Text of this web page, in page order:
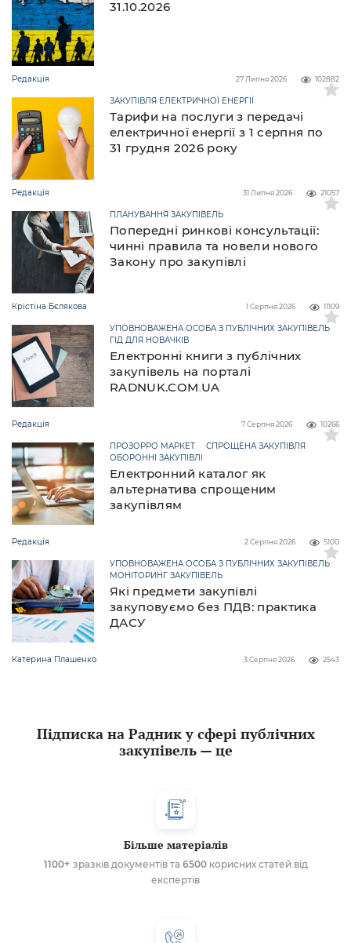
31.10.2026
Редакція 102882
27 Липня 2026
Тарифи на послуги з передачі
електричної енергії з 1 серпня по
31 грудня 2026 року
ЗАКУПІВЛЯ ЕЛЕКТРИЧНОЇ ЕНЕРГІЇ
Редакція 21057
31 Липня 2026
Попередні ринкові консультації:
чинні правила та новели нового
Закону про закупівлі
ПЛАНУВАННЯ ЗАКУПІВЕЛЬ
Крістіна Бєлякова 11109
1 Серпня 2026
Електронні книги з публічних
закупівель на порталі
RADNUK.COM.UA
УПОВНОВАЖЕНА ОСОБА З ПУБЛІЧНИХ ЗАКУПІВЕЛЬ
ГІД ДЛЯ НОВАЧКІВ
Редакція 10266
7 Серпня 2026
Електронний каталог як
альтернатива спрощеним
закупівлям
ПРОЗОРРО МАРКЕТ
СПРОЩЕНА ЗАКУПІВЛЯ
ОБОРОННІ ЗАКУПІВЛІ
Редакція 5100
2 Серпня 2026
Які предмети закупівлі
закуповуємо без ПДВ: практика
ДАСУ
УПОВНОВАЖЕНА ОСОБА З ПУБЛІЧНИХ ЗАКУПІВЕЛЬ
МОНІТОРИНГ ЗАКУПІВЕЛЬ
Катерина Плашенко 2543
3 Серпня 2026
Підписка на Радник у сфері публічних
закупівель — це
Більше матеріалів
1100+ зразків документів та 6500корисних статей від
експертів